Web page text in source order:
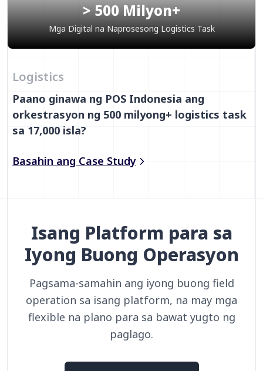
Logistics
Paano ginawa ng POS Indonesia ang
orkestrasyon ng 500 milyong+ logistics task
sa 17,000 isla?
Basahin ang Case Study
> 500 Milyon+
Mga Digital na Naprosesong Logistics Task
Isang Platform para sa
Iyong Buong Operasyon
Pagsama-samahin ang iyong buong field
operation sa isang platform, na may mga
flexible na plano para sa bawat yugto ng
paglago.